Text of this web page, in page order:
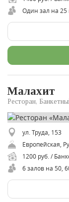
Один зал на 25
Малахит
Ресторан,
ул. Труда, 153
Европейская,
1200 руб. /
6 залов на 50,